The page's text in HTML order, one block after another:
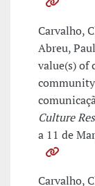
Carvalho,
Abreu,
value(s) of
Culture
a 11 de
Carvalho,